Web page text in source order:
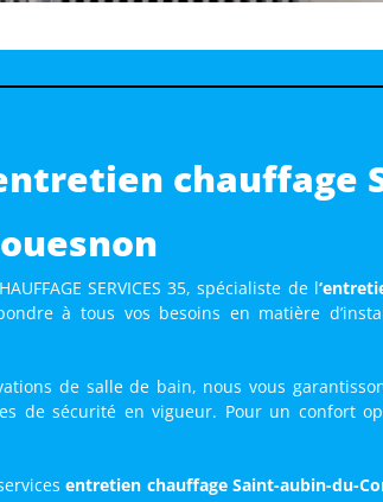
entretien chauffage
SERVICES 35, spécialiste de l
à tous vos besoins en matière
de salle de bain, nous vous
de sécurité en vigueur. Pour un confort
entretien chauffage Saint-aubin-du-